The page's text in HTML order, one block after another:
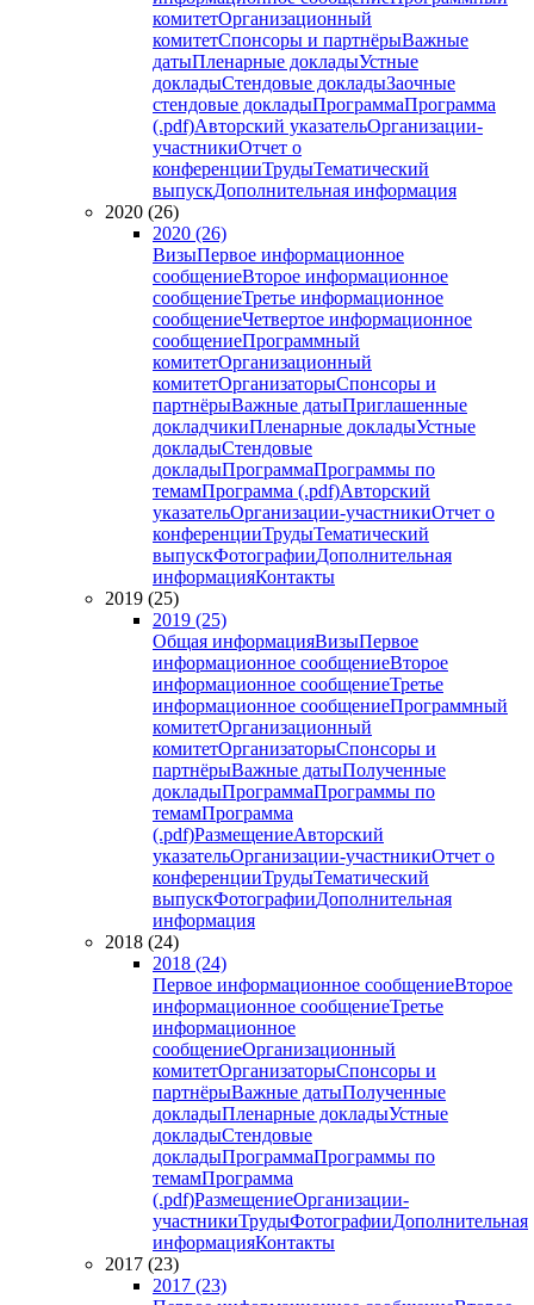
комитетОрганизационный
комитетСпонсоры и партнёрыВажные
датыПленарные докладыУстные
докладыСтендовые докладыЗаочные
стендовые докладыПрограммаПрограмма
(.pdf)Авторский указательОрганизации-
участникиОтчет о
конференцииТрудыТематический
выпускДополнительная информация
2020 (26)
2020 (26)
ВизыПервое информационное
сообщениеВторое информационное
сообщениеТретье информационное
сообщениеЧетвертое информационное
сообщениеПрограммный
комитетОрганизационный
комитетОрганизаторыСпонсоры и
партнёрыВажные датыПриглашенные
докладчикиПленарные докладыУстные
докладыСтендовые
докладыПрограммаПрограммы по
темамПрограмма (.pdf)Авторский
указательОрганизации-участникиОтчет о
конференцииТрудыТематический
выпускФотографииДополнительная
информацияКонтакты
2019 (25)
2019 (25)
Общая информацияВизыПервое
информационное сообщениеВторое
информационное сообщениеТретье
информационное сообщениеПрограммный
комитетОрганизационный
комитетОрганизаторыСпонсоры и
партнёрыВажные датыПолученные
докладыПрограммаПрограммы по
темамПрограмма
(.pdf)РазмещениеАвторский
указательОрганизации-участникиОтчет о
конференцииТрудыТематический
выпускФотографииДополнительная
информация
2018 (24)
2018 (24)
Первое информационное сообщениеВторое
информационное сообщениеТретье
информационное
сообщениеОрганизационный
комитетОрганизаторыСпонсоры и
партнёрыВажные датыПолученные
докладыПленарные докладыУстные
докладыСтендовые
докладыПрограммаПрограммы по
темамПрограмма
(.pdf)РазмещениеОрганизации-
участникиТрудыФотографииДополнительная
информацияКонтакты
2017 (23)
2017 (23)